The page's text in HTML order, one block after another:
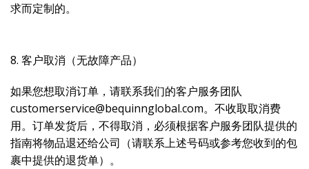
求而定制的。
8. 客户取消（无故障产品）
如果您想取消订单，请联系我们的客户服务团队
customerservice@bequinnglobal.com。不收取取消费
用。订单发货后，不得取消，必须根据客户服务团队提供的
指南将物品退还给公司（请联系上述号码或参考您收到的包
裹中提供的退货单）。